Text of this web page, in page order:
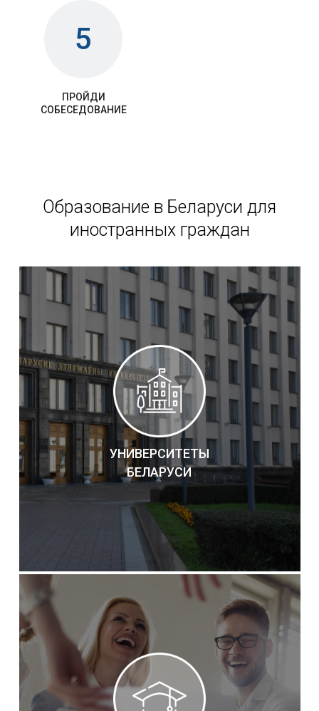
5
ПРОЙДИ
СОБЕСЕДОВАНИЕ
Образование в Беларуси для
иностранных граждан
УНИВЕРСИТЕТЫ
БЕЛАРУСИ